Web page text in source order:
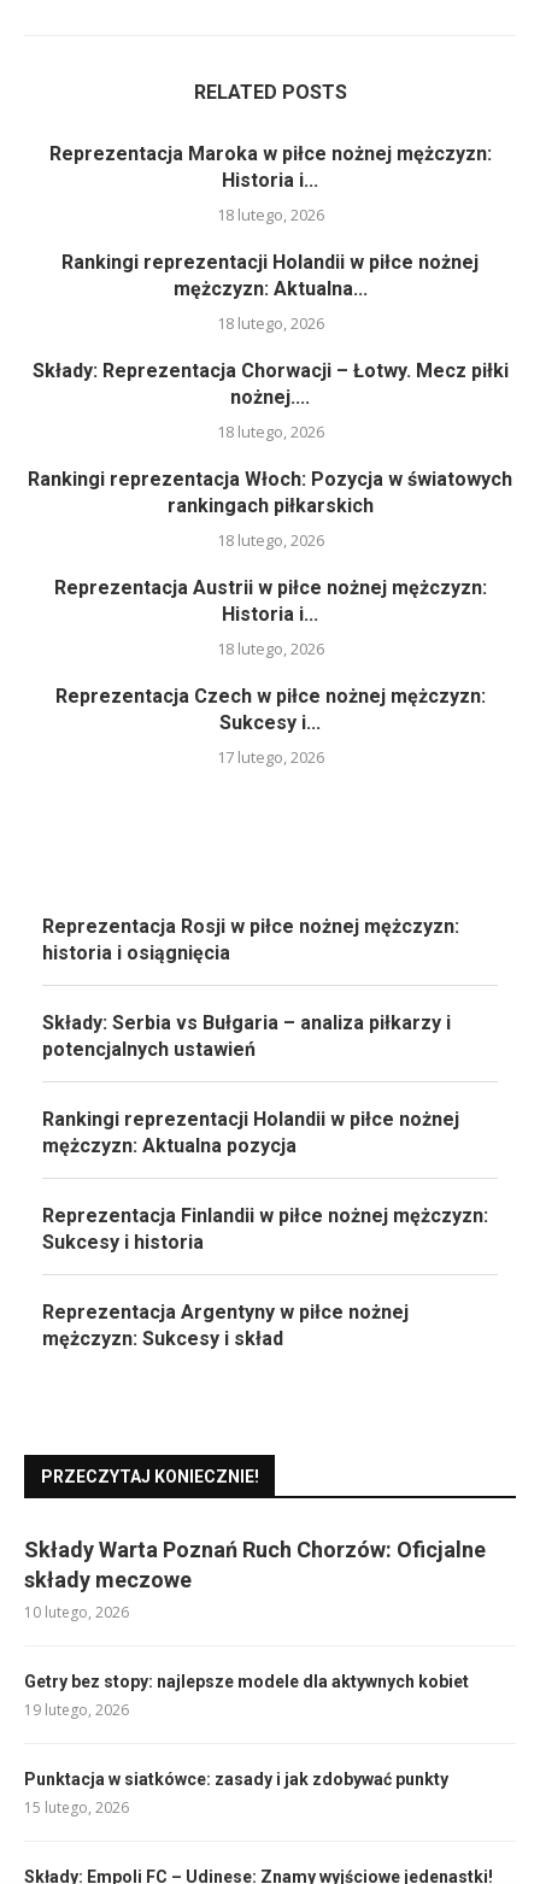
RELATED POSTS
Reprezentacja Maroka w piłce nożnej mężczyzn:
Historia i...
18 lutego, 2026
Rankingi reprezentacji Holandii w piłce nożnej
mężczyzn: Aktualna...
18 lutego, 2026
Składy: Reprezentacja Chorwacji – Łotwy. Mecz piłki
nożnej....
18 lutego, 2026
Rankingi reprezentacja Włoch: Pozycja w światowych
rankingach piłkarskich
18 lutego, 2026
Reprezentacja Austrii w piłce nożnej mężczyzn:
Historia i...
18 lutego, 2026
Reprezentacja Czech w piłce nożnej mężczyzn:
Sukcesy i...
17 lutego, 2026
Reprezentacja Rosji w piłce nożnej mężczyzn:
historia i osiągnięcia
Składy: Serbia vs Bułgaria – analiza piłkarzy i
potencjalnych ustawień
Rankingi reprezentacji Holandii w piłce nożnej
mężczyzn: Aktualna pozycja
Reprezentacja Finlandii w piłce nożnej mężczyzn:
Sukcesy i historia
Reprezentacja Argentyny w piłce nożnej
mężczyzn: Sukcesy i skład
PRZECZYTAJ KONIECZNIE!
Składy Warta Poznań Ruch Chorzów: Oficjalne
składy meczowe
10 lutego, 2026
Getry bez stopy: najlepsze modele dla aktywnych kobiet
19 lutego, 2026
Punktacja w siatkówce: zasady i jak zdobywać punkty
15 lutego, 2026
Składy: Empoli FC – Udinese: Znamy wyjściowe jedenastki!